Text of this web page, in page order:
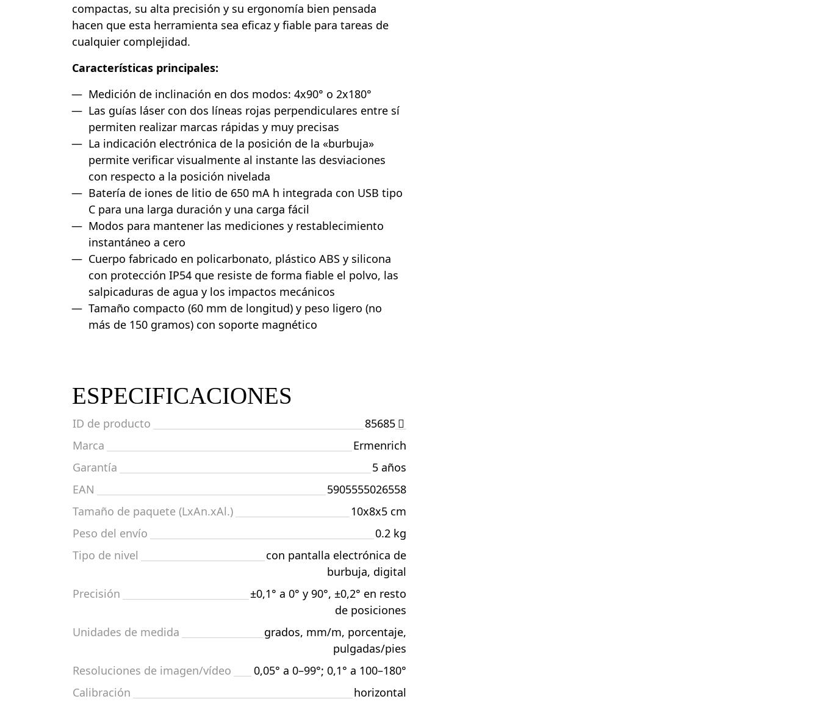
compactas, su alta precisión y su ergonomía bien pensada
hacen que esta herramienta sea eficaz y fiable para tareas de
cualquier complejidad.
Características principales:
Medición de inclinación en dos modos: 4x90° o 2x180°
Las guías láser con dos líneas rojas perpendiculares entre sí
permiten realizar marcas rápidas y muy precisas
La indicación electrónica de la posición de la «burbuja»
permite verificar visualmente al instante las desviaciones
con respecto a la posición nivelada
Batería de iones de litio de 650 mA h integrada con USB tipo
C para una larga duración y una carga fácil
Modos para mantener las mediciones y restablecimiento
instantáneo a cero
Cuerpo fabricado en policarbonato, plástico ABS y silicona
con protección IP54 que resiste de forma fiable el polvo, las
salpicaduras de agua y los impactos mecánicos
Tamaño compacto (60 mm de longitud) y peso ligero (no
más de 150 gramos) con soporte magnético
ESPECIFICACIONES
ID de producto
85685
Marca
Ermenrich
Garantía
5 años
EAN
5905555026558
Tamaño de paquete (LxAn.xAl.)
10x8x5 cm
Peso del envío
0.2 kg
Tipo de nivel
con pantalla electrónica de
burbuja, digital
Precisión
±0,1° a 0° y 90°, ±0,2° en resto
de posiciones
Unidades de medida
grados, mm/m, porcentaje,
pulgadas/pies
Resoluciones de imagen/vídeo
0,05° a 0–99°; 0,1° a 100–180°
Calibración
horizontal